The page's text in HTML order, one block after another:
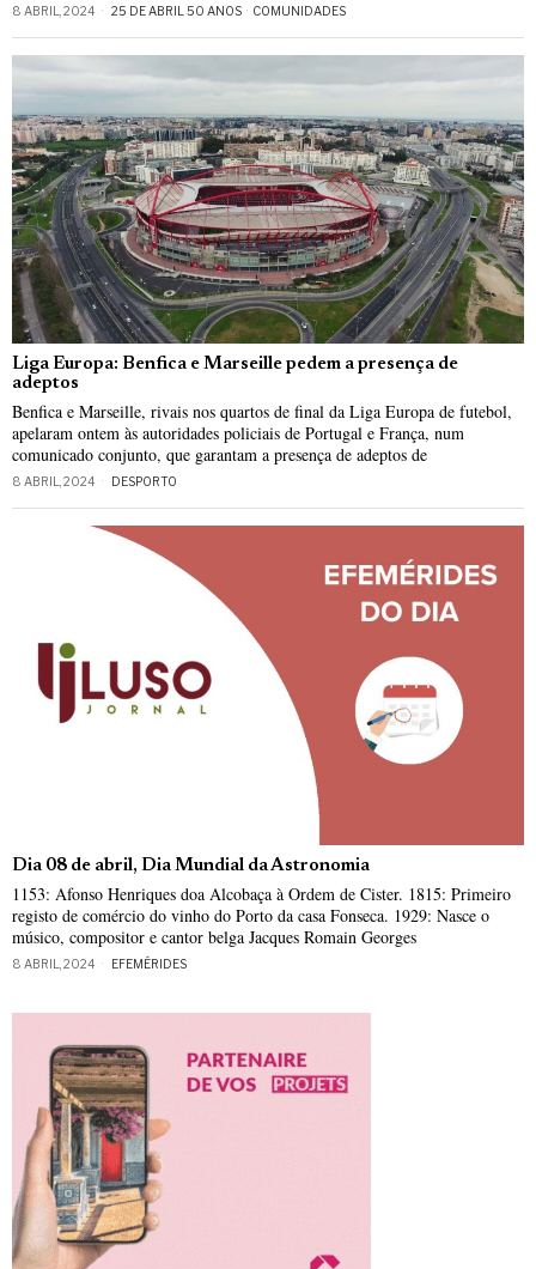
8 ABRIL, 2024 25 DE ABRIL 50 ANOS · COMUNIDADES
Liga Europa: Benfica e Marseille pedem a presença de
adeptos
Benfica e Marseille, rivais nos quartos de final da Liga Europa de futebol,
apelaram ontem às autoridades policiais de Portugal e França, num
comunicado conjunto, que garantam a presença de adeptos de
8 ABRIL, 2024 DESPORTO
Dia 08 de abril, Dia Mundial da Astronomia
1153: Afonso Henriques doa Alcobaça à Ordem de Cister. 1815: Primeiro
registo de comércio do vinho do Porto da casa Fonseca. 1929: Nasce o
músico, compositor e cantor belga Jacques Romain Georges
8 ABRIL, 2024 EFEMÉRIDES